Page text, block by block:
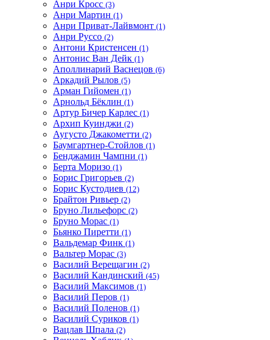
Анри Кросс (3)
Анри Мартин (1)
Анри Приват-Лайвмонт (1)
Анри Руссо (2)
Антони Кристенсен (1)
Антонис Ван Дейк (1)
Аполлинарий Васнецов (6)
Аркадий Рылов (5)
Арман Гийомен (1)
Арнольд Бёклин (1)
Артур Бичер Карлес (1)
Архип Куинджи (2)
Аугусто Джакометти (2)
Баумгартнер-Стойлов (1)
Бенджамин Чампни (1)
Берта Моризо (1)
Борис Григорьев (2)
Борис Кустодиев (12)
Брайтон Ривьер (2)
Бруно Лильефорс (2)
Бруно Морас (1)
Бьянко Пиретти (1)
Вальдемар Финк (1)
Вальтер Морас (3)
Василий Верещагин (2)
Василий Кандинский (45)
Василий Максимов (1)
Василий Перов (1)
Василий Поленов (1)
Василий Суриков (1)
Вацлав Шпала (2)